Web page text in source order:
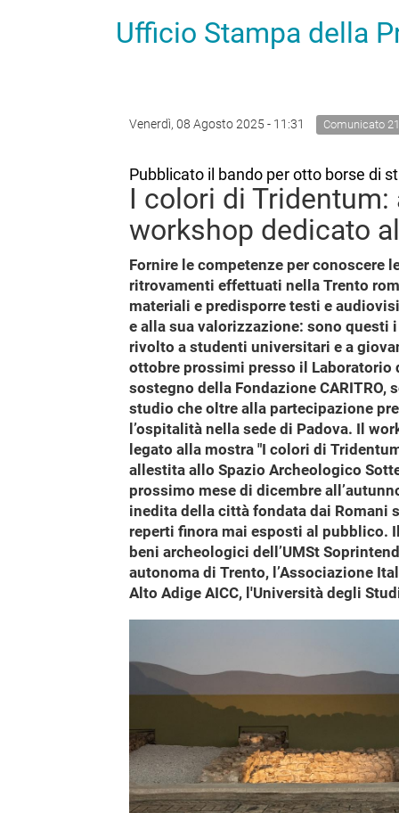
Ufficio Stampa della
Venerdì, 08 Agosto 2025 - 11:31 Comunicato
Pubblicato il bando per otto borse di
I colori di
workshop dedicato
Fornire le competenze per conoscere
ritrovamenti effettuati nella Trento
materiali e predisporre testi e
e alla sua valorizzazione: sono questi
rivolto a studenti universitari e a
ottobre prossimi presso il Laboratorio
sostegno della Fondazione
studio che oltre alla partecipazione
l’ospitalità nella sede di Padova. Il
legato alla mostra "I colori di
allestita allo Spazio Archeologico
prossimo mese di dicembre
inedita della città fondata dai Romani
reperti finora mai esposti al pubblico.
beni archeologici dell’UMSt
autonoma di Trento, l’Associazione
Alto Adige AICC, l'Università degli